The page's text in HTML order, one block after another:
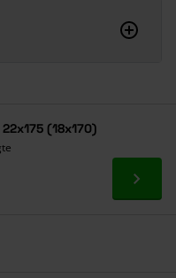
(18x170)
Ga